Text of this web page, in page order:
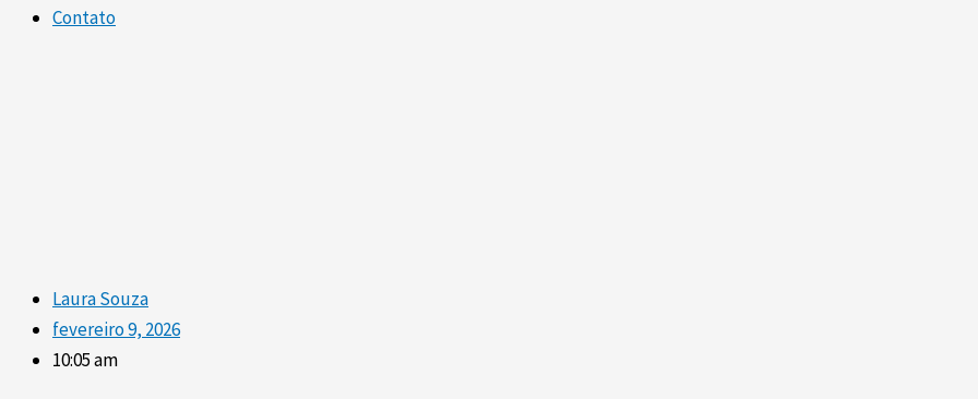
Contato
Laura Souza
fevereiro 9, 2026
10:05 am